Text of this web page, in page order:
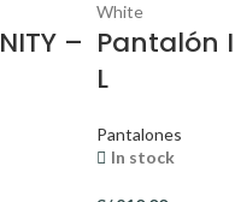
–
White
Pantalón
L
Pantalones
In stock